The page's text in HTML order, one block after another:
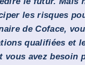
les risques
de Coface,
qualifiées et
vous avez besoin